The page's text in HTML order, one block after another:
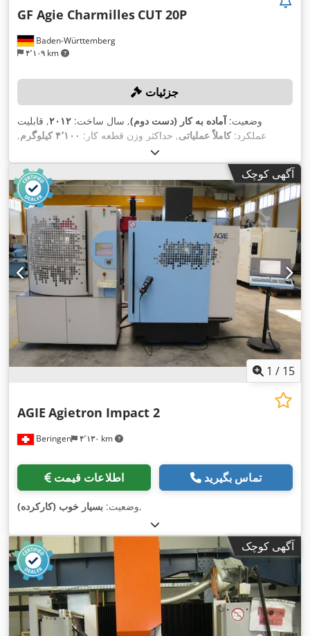
Baden-Württemberg
۴٬۱۰۹ km
GF Agie Charmilles CUT 20P
جزئیات
وضعیت:آماده به کار (دست دوم), سال ساخت: ۲۰۱۲, قابلیت
عملکرد:کاملاً عملیاتی, حداکثر وزن قطعه کار: ۴٬۱۰۰ کیلوگرم
,
۲۵۰ میلی‌متر, مسافت حرکت محور Z: ۲۵۰ میلی‌متر, وزن کل:
۲٬۶۴۰ کیلوگرم, آگهی کوچک
1 / 15
Beringen ۴٬۱۳۰ km
AGIE Agietron Impact 2
اطلاعات قیمت تماس بگیرید
وضعیت: بسیار خوب (کارکرده) ,
آگهی کوچک